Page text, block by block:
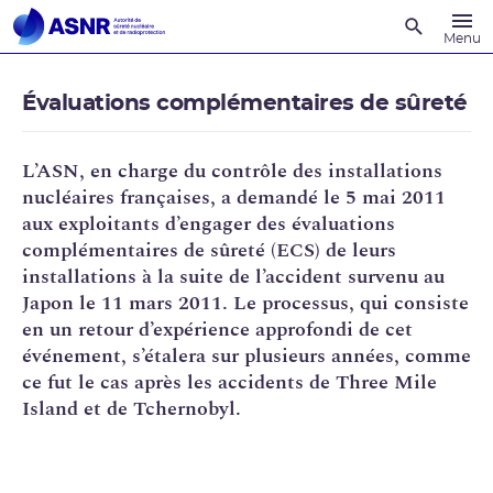
Menu
Évaluations complémentaires de sûreté
L’ASN, en charge du contrôle des installations
nucléaires françaises, a demandé le 5 mai 2011
aux exploitants d’engager des évaluations
complémentaires de sûreté (ECS) de leurs
installations à la suite de l’accident survenu au
Japon le 11 mars 2011. Le processus, qui consiste
en un retour d’expérience approfondi de cet
événement, s’étalera sur plusieurs années, comme
ce fut le cas après les accidents de Three Mile
Island et de Tchernobyl.